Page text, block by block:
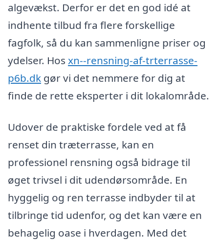
algevækst. Derfor er det en god idé at
indhente tilbud fra flere forskellige
fagfolk, så du kan sammenligne priser og
ydelser. Hos xn--rensning-af-trterrasse-
p6b.dk gør vi det nemmere for dig at
finde de rette eksperter i dit lokalområde.
Udover de praktiske fordele ved at få
renset din træterrasse, kan en
professionel rensning også bidrage til
øget trivsel i dit udendørsområde. En
hyggelig og ren terrasse indbyder til at
tilbringe tid udenfor, og det kan være en
behagelig oase i hverdagen. Med det